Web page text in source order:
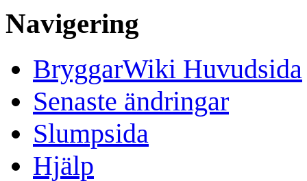
Navigering
BryggarWiki Huvudsida
Senaste ändringar
Slumpsida
Hjälp